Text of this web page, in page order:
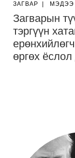
ЗАГВАР МЭДЭЭ
Загварын
тэргүүн
өргөх